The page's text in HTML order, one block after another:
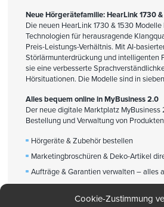
Cookie-Zustimmung
Neue Hörgerätefamilie: HearLink 1730
Die neuen HearLink 1730 & 1530
Technologien für herausragende
Preis-Leistungs-Verhältnis. Mit AI-
Störlärmunterdrückung und intelligenten
sie eine verbesserte
Hörsituationen. Die Modelle sind in
Alles bequem online in MyBusiness 2.0
Der neue digitale Marktplatz
Bestellung und Verwaltung von
Hörgeräte & Zubehör bestellen
Marketingbroschüren & Deko-Artikel
Aufträge & Garantien verwalten – alles